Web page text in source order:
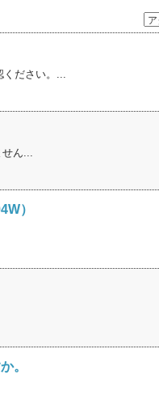
ください。...
せん...
）
。